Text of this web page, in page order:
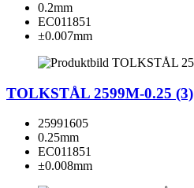
0.2mm
EC011851
±0.007mm
TOLKSTÅL 2599M-0.25 (3)
25991605
0.25mm
EC011851
±0.008mm